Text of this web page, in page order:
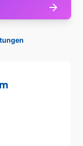
arrow_forward